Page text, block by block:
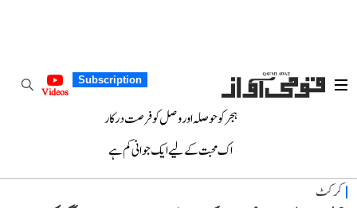
Subscription
Videos
ہجر کو حوصلہ اور وصل کو فرصت درکار
اک محبت کے لیے ایک جوانی کم ہے
کرکٹ